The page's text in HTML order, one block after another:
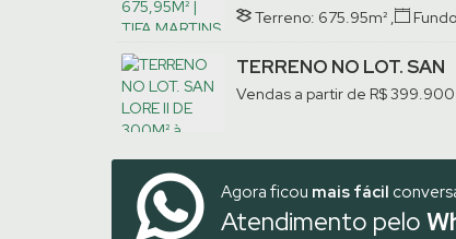
Martins, Jaraguá do Sul, Santa
Terreno: 675.95m² ,
Direito: 46.56m ,
Lado
46.56 m
TERRENO NO LOT. SAN
LORE II DE 300M² à
R$399.900
Vendas a partir de
Agora ficou mais fácil
Atendimento pelo